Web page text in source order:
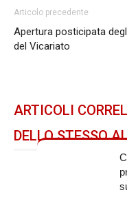
Articolo precedente
Apertura posticipata
del Vicariato
ARTICOLI
DELLO STESSO
E’
padre